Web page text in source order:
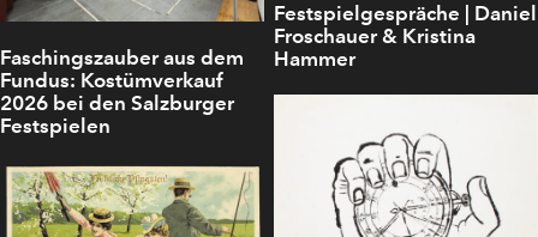
Festspielgespräche | Daniel
Froschauer & Kristina
Hammer
Faschingszauber aus dem
Fundus: Kostümverkauf
2026 bei den Salzburger
Festspielen